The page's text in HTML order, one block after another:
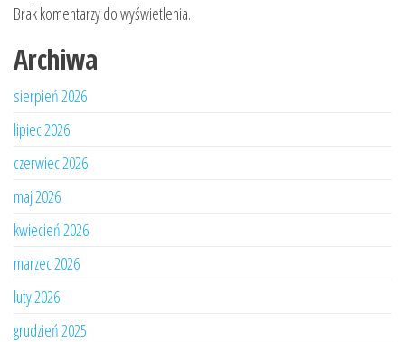
Brak komentarzy do wyświetlenia.
Archiwa
sierpień 2026
lipiec 2026
czerwiec 2026
maj 2026
kwiecień 2026
marzec 2026
luty 2026
grudzień 2025